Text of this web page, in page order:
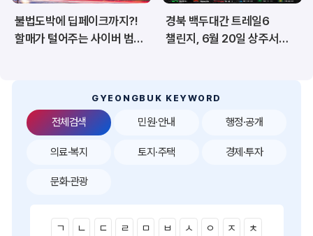
환경 시험정보
공공데이터&통계
불법도박에 딥페이크까지?!
할매가 털어주는 사이버 범죄
경북 백두대간 트레일6
챌린지, 6월 20일 상주서
GYEONGBUK KEYWORD
전체검색
ㄱ ㄴ ㄷ ㄹ ㅁ ㅂ ㅅ ㅇ ㅈ
ㅊ
민원·안내 행정·공개
의료·복지 토지·주택 경제·투자
문화·관광